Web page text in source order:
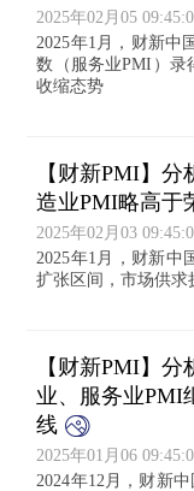
2025年02月05
2025年1月，财新中
数（服务业PMI）录
收缩态势
【财新PMI】
造业PMI略高于
2025年02月03
2025年1月，财新中
扩张区间，市场供
【财新PMI】
业、服务业PMI
线
2025年01月06
2024年12月，财新